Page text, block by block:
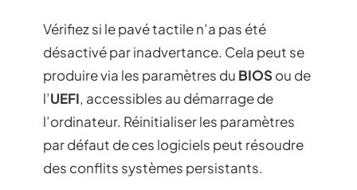
Vérifiez si le pavé tactile n’a pas été
désactivé par inadvertance. Cela peut se
produire via les paramètres du BIOSou de
l’UEFI, accessibles au démarrage de
l’ordinateur. Réinitialiser les paramètres
par défaut de ces logiciels peut résoudre
des conflits systèmes persistants.